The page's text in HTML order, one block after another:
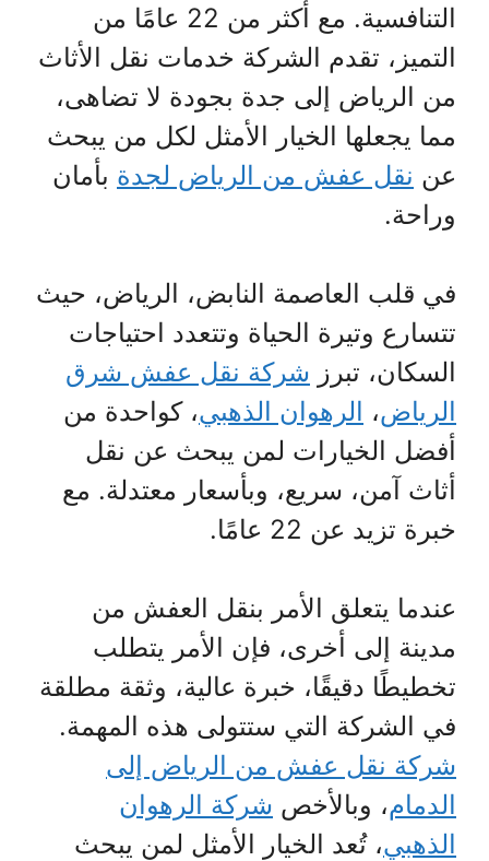
التنافسية. مع أكثر من 22 عامًا من
التميز، تقدم الشركة خدمات نقل الأثاث
من الرياض إلى جدة بجودة لا تضاهى،
مما يجعلها الخيار الأمثل لكل من يبحث
عن نقل عفش من الرياض لجدة بأمان
وراحة.
في قلب العاصمة النابض، الرياض، حيث
تتسارع وتيرة الحياة وتتعدد احتياجات
السكان، تبرز شركة نقل عفش شرق
الرياض، الرهوان الذهبي، كواحدة من
أفضل الخيارات لمن يبحث عن نقل
أثاث آمن، سريع، وبأسعار معتدلة. مع
خبرة تزيد عن 22 عامًا.
عندما يتعلق الأمر بنقل العفش من
مدينة إلى أخرى، فإن الأمر يتطلب
تخطيطًا دقيقًا، خبرة عالية، وثقة مطلقة
في الشركة التي ستتولى هذه المهمة.
شركة نقل عفش من الرياض إلى
الدمام، وبالأخص شركة الرهوان
الذهبي، تُعد الخيار الأمثل لمن يبحث